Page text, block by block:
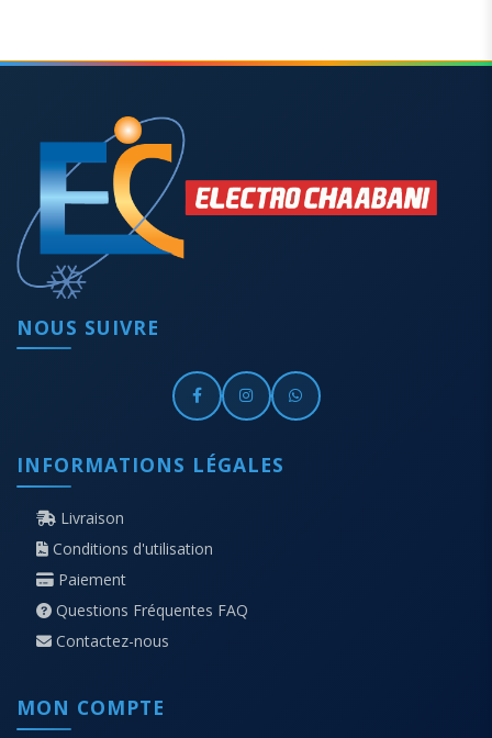
NOUS SUIVRE
INFORMATIONS LÉGALES
Livraison
Conditions d'utilisation
Paiement
Questions Fréquentes FAQ
Contactez-nous
MON COMPTE